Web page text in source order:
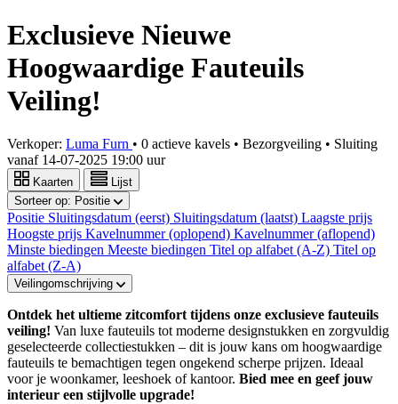
Exclusieve Nieuwe
Hoogwaardige Fauteuils
Veiling!
Verkoper: Luma Furn • 0 actieve kavels • Bezorgveiling • Sluiting
vanaf 14-07-2025 19:00 uur
Kaarten
Lijst
Sorteer op: Positie
Positie Sluitingsdatum (eerst) Sluitingsdatum (laatst) Laagste prijs
Hoogste prijs Kavelnummer (oplopend) Kavelnummer (aflopend)
Minste biedingen Meeste biedingen Titel op alfabet (A-Z) Titel op
alfabet (Z-A)
Veilingomschrijving
Ontdek het ultieme zitcomfort tijdens onze exclusieve fauteuils
veiling! Van luxe fauteuils tot moderne designstukken en zorgvuldig
geselecteerde collectiestukken – dit is jouw kans om hoogwaardige
fauteuils te bemachtigen tegen ongekend scherpe prijzen. Ideaal
voor je woonkamer, leeshoek of kantoor. Bied mee en geef jouw
interieur een stijlvolle upgrade!